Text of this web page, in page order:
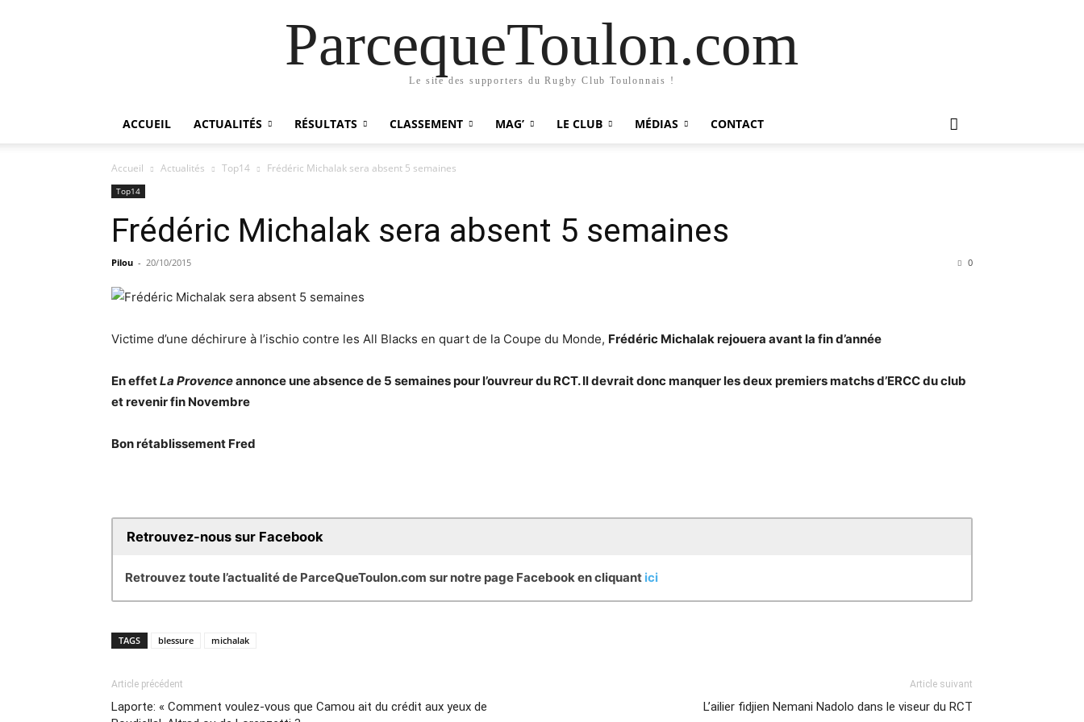
ParcequeToulon.com
Le site des supporters du Rugby Club Toulonnais !
ACCUEIL ACTUALITÉS RÉSULTATS CLASSEMENT MAG’ LE CLUB MÉDIAS CONTACT
Accueil Actualités Top14 Frédéric Michalak sera absent 5 semaines
Top14
Frédéric Michalak sera absent 5 semaines
Pilou - 20/10/2015 0
Victime d’une déchirure à l’ischio contre les All Blacks en quart de la Coupe du Monde, Frédéric Michalak rejouera avant la fin d’année
En effetLa Provenceannonce une absence de 5 semaines pour l’ouvreur du RCT. Il devrait donc manquer les deux premiers matchs d’ERCC du club
et revenir fin Novembre
Bon rétablissement Fred
Retrouvez-nous sur Facebook
Retrouvez toute l’actualité de ParceQueToulon.com sur notre page Facebook en cliquant ici
TAGS blessure michalak
Article précédent
Laporte: « Comment voulez-vous que Camou ait du crédit aux yeux de
Article suivant
L’ailier fidjien Nemani Nadolo dans le viseur du RCT